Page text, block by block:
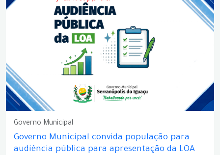
Governo Municipal
Governo Municipal convida população para
audiência pública para apresentação da LOA